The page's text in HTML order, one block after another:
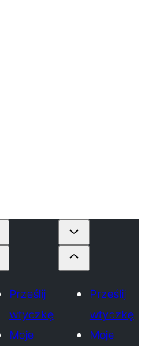
Prześlij
wtyczkę
Moje
Prześlij
wtyczkę
Moje